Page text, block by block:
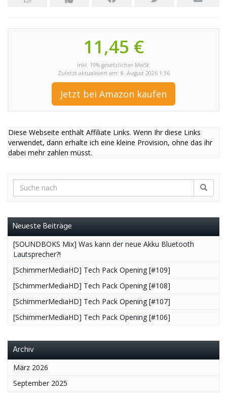
11,45 €
inkl. 19% gesetzlicher MwSt.
Zuletzt aktualisiert am: 8. August 2026 1:36
Jetzt bei Amazon kaufen
Diese Webseite enthält Affiliate Links. Wenn Ihr diese Links
verwendet, dann erhalte ich eine kleine Provision, ohne das ihr
dabei mehr zahlen müsst.
Neueste Beiträge
[SOUNDBOKS Mix] Was kann der neue Akku Bluetooth
Lautsprecher?!
[SchimmerMediaHD] Tech Pack Opening [#109]
[SchimmerMediaHD] Tech Pack Opening [#108]
[SchimmerMediaHD] Tech Pack Opening [#107]
[SchimmerMediaHD] Tech Pack Opening [#106]
Archiv
März 2026
September 2025